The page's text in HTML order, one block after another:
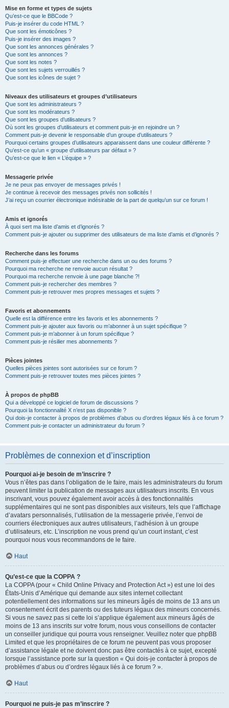
Mise en forme et types de sujets
Qu’est-ce que le BBCode ?
Puis-je insérer du code HTML ?
Que sont les émoticônes ?
Puis-je insérer des images ?
Que sont les annonces générales ?
Que sont les annonces ?
Que sont les notes ?
Que sont les sujets verrouillés ?
Que sont les icônes de sujet ?
Niveaux des utilisateurs et groupes d’utilisateurs
Que sont les administrateurs ?
Que sont les modérateurs ?
Que sont les groupes d’utilisateurs ?
Où sont les groupes d’utilisateurs et comment puis-je en rejoindre un ?
Comment puis-je devenir le responsable d’un groupe d’utilisateurs ?
Pourquoi certains groupes d’utilisateurs apparaissent dans une couleur différente ?
Qu’est-ce qu’un « groupe d’utilisateurs par défaut » ?
Qu’est-ce que le lien « L’équipe » ?
Messagerie privée
Je ne peux pas envoyer de messages privés !
Je continue à recevoir des messages privés non sollicités !
J’ai reçu un courrier électronique indésirable de la part de quelqu’un sur ce forum !
Amis et ignorés
À quoi sert ma liste d’amis et d’ignorés ?
Comment puis-je ajouter ou supprimer des utilisateurs de ma liste d’amis et d’ignorés ?
Recherche dans les forums
Comment puis-je effectuer une recherche dans un ou des forums ?
Pourquoi ma recherche ne renvoie aucun résultat ?
Pourquoi ma recherche renvoie à une page blanche ?!
Comment puis-je rechercher des membres ?
Comment puis-je retrouver mes propres messages et sujets ?
Favoris et abonnements
Quelle est la différence entre les favoris et les abonnements ?
Comment puis-je ajouter aux favoris ou m’abonner à un sujet spécifique ?
Comment puis-je m’abonner à un forum spécifique ?
Comment puis-je résilier mes abonnements ?
Pièces jointes
Quelles pièces jointes sont autorisées sur ce forum ?
Comment puis-je retrouver toutes mes pièces jointes ?
À propos de phpBB
Qui a développé ce logiciel de forum de discussions ?
Pourquoi la fonctionnalité X n’est pas disponible ?
Qui dois-je contacter à propos de problèmes d’abus ou d’ordres légaux liés à ce forum ?
Comment puis-je contacter un administrateur du forum ?
Problèmes de connexion et d’inscription
Pourquoi ai-je besoin de m’inscrire ?
Vous n’êtes pas dans l’obligation de le faire, mais les administrateurs du forum
peuvent limiter la publication de messages aux utilisateurs inscrits. En vous
inscrivant, vous pouvez également avoir accès à des fonctionnalités
supplémentaires qui ne sont pas disponibles aux visiteurs, tels que l’affichage
d’avatars personnalisés, l’utilisation de la messagerie privée, l’envoi de
courriers électroniques aux autres utilisateurs, l’adhésion à un groupe
d’utilisateurs, etc. L’inscription ne vous prend qu’un court instant, c’est
pourquoi nous vous recommandons de le faire.
Haut
Qu’est-ce que la COPPA ?
La COPPA (pour « Child Online Privacy and Protection Act ») est une loi des
États-Unis d’Amérique qui demande aux sites internet collectant
potentiellement des informations sur les mineurs âgés de moins de 13 ans un
consentement écrit des parents ou des tuteurs légaux des mineurs concernés.
Si vous ne savez pas si cette loi s’applique également aux mineurs âgés de
moins de 13 ans inscrits sur votre forum, nous vous conseillons de contacter
un conseiller juridique qui pourra vous renseigner. Veuillez noter que phpBB
Limited et que les propriétaires de ce forum ne peuvent pas vous proposer
d’assistance légale et ne doivent donc pas être contactés à ce sujet, excepté
lorsque l’assistance porte sur la question « Qui dois-je contacter à propos de
problèmes d’abus ou d’ordres légaux liés à ce forum ? ».
Haut
Pourquoi ne puis-je pas m’inscrire ?